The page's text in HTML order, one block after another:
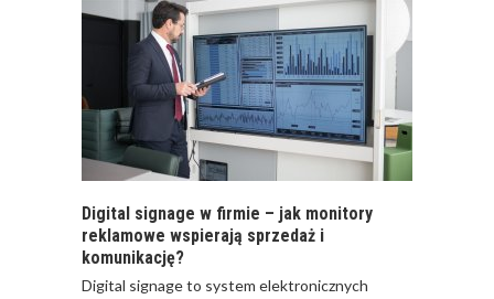
Digital signage w firmie – jak monitory
reklamowe wspierają sprzedaż i
komunikację?
​Digital signage to system elektronicznych